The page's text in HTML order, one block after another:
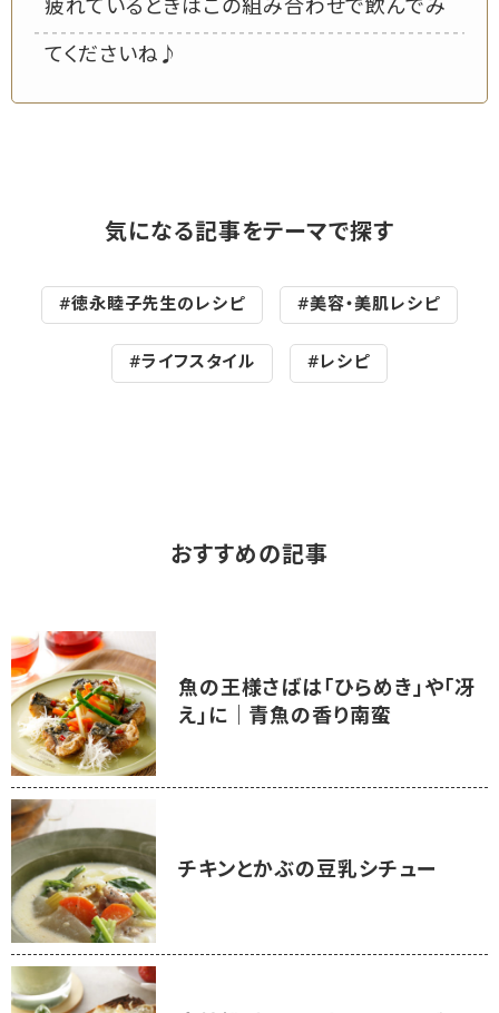
疲れているときはこの組み合わせで飲んでみ
てくださいね♪
気になる記事をテーマで探す
#徳永睦子先生のレシピ #美容・美肌レシピ
#ライフスタイル #レシピ
おすすめの記事
魚の王様さばは「ひらめき」や「冴
え」に｜青魚の香り南蛮
チキンとかぶの豆乳シチュー